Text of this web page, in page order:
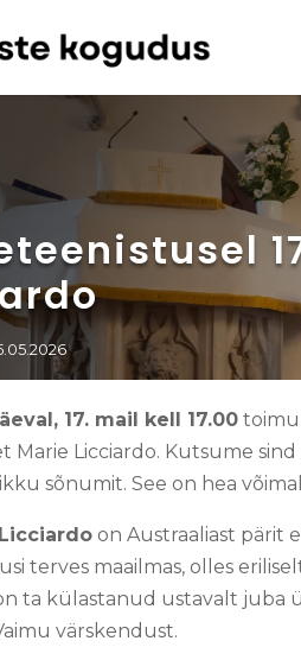
17. mail kell 17.00
Marie Licciardo. Kutsume
sõnumit. See on hea
on Austraaliast pärit
terves maailmas, olles
ta külastanud ustavalt juba
värskendust.